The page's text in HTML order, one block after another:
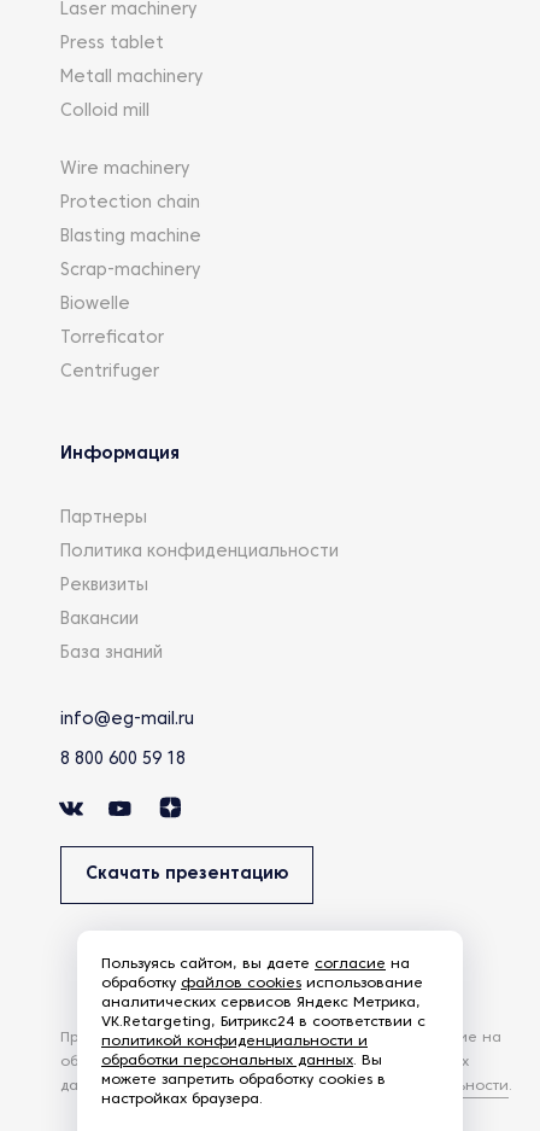
Laser machinery
Press tablet
Metall machinery
Colloid mill
Wire machinery
Protection chain
Blasting machine
Scrap-machinery
Biowelle
Torreficator
Centrifuger
Информация
Партнеры
Политика конфиденциальности
Реквизиты
Вакансии
База знаний
info@eg-mail.ru
8 800 600 59 18
Скачать презентацию
Продолжая использовать наш сайт, вы даете согласие на
обработку файлов Cookies и других пользовательских
данных, в соответствии сПолитикой конфиденциальности.
Пользуясь сайтом, вы даете согласие на
обработку файлов cookies использование
аналитических сервисов Яндекс Метрика,
VK.Retargeting, Битрикс24 в соответствии с
политикой конфиденциальности и
обработки персональных данных. Вы
можете запретить обработку cookies в
настройках браузера.